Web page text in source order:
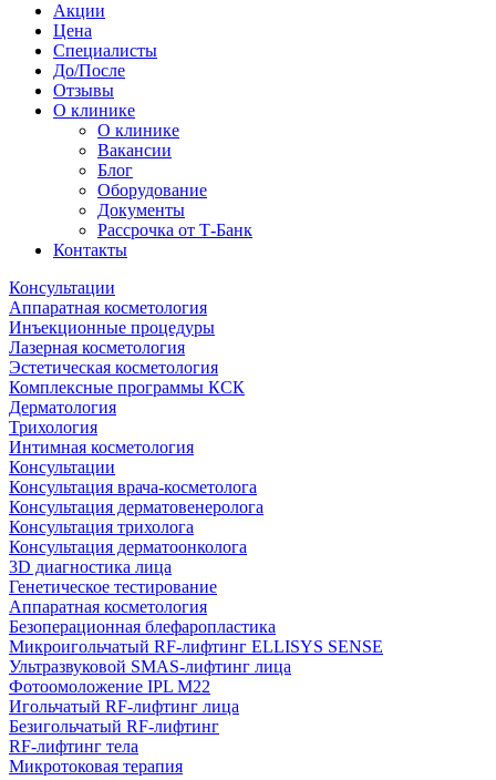
Акции
Цена
Специалисты
До/После
Отзывы
О клинике
О клинике
Вакансии
Блог
Оборудование
Документы
Рассрочка от Т-Банк
Контакты
Консультации
Аппаратная косметология
Инъекционные процедуры
Лазерная косметология
Эстетическая косметология
Комплексные программы КСК
Дерматология
Трихология
Интимная косметология
Консультации
Консультация врача-косметолога
Консультация дерматовенеролога
Консультация трихолога
Консультация дерматоонколога
3D диагностика лица
Генетическое тестирование
Аппаратная косметология
Безоперационная блефаропластика
Микроигольчатый RF-лифтинг ELLISYS SENSE
Ультразвуковой SMAS-лифтинг лица
Фотоомоложение IPL M22
Игольчатый RF-лифтинг лица
Безигольчатый RF-лифтинг
RF-лифтинг тела
Микротоковая терапия